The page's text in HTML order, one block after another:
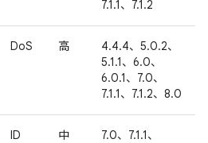
7.1.1、7.1.2
DoS 高
4.4.4、5.0.2、
5.1.1、6.0、
6.0.1、7.0、
7.1.1、7.1.2、8.0
ID
中
7.0、7.1.1、